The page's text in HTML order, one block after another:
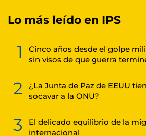
Lo más leído en IPS
1
Cinco años desde el golpe
sin visos de que guerra
2
¿La Junta de Paz de EEUU
socavar a la ONU?
3
El delicado equilibrio de la
internacional